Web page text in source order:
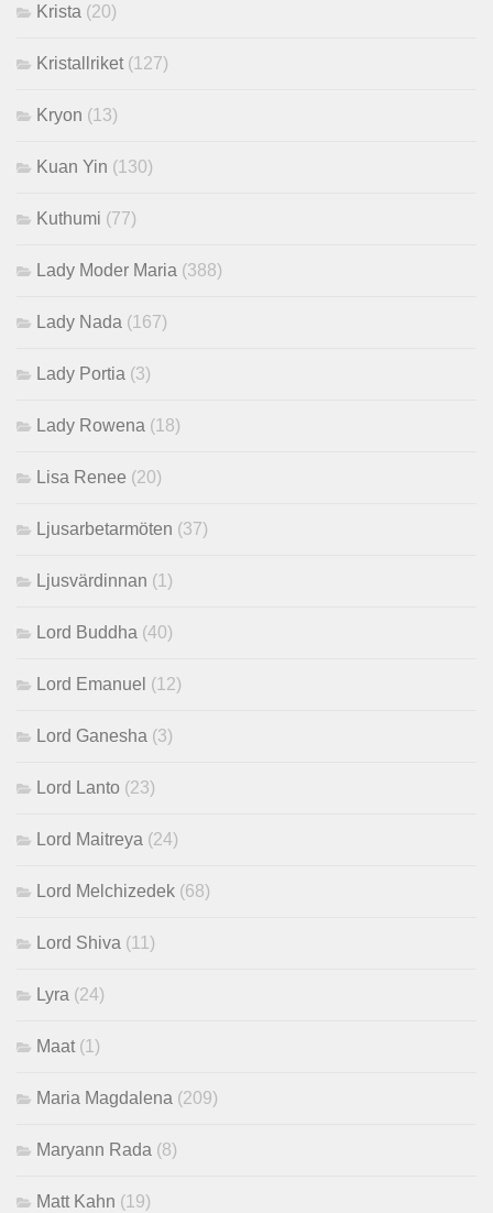
Krista (20)
Kristallriket(127)
Kryon (13)
Kuan Yin (130)
Kuthumi (77)
Lady Moder Maria (388)
Lady Nada (167)
Lady Portia (3)
Lady Rowena (18)
Lisa Renee (20)
Ljusarbetarmöten (37)
Ljusvärdinnan (1)
Lord Buddha (40)
Lord Emanuel (12)
Lord Ganesha (3)
Lord Lanto (23)
Lord Maitreya (24)
Lord Melchizedek (68)
Lord Shiva (11)
Lyra (24)
Maat(1)
Maria Magdalena (209)
Maryann Rada (8)
Matt Kahn (19)